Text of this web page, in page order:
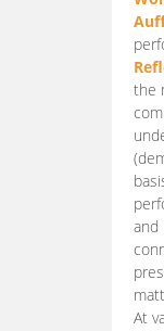
the
and
At